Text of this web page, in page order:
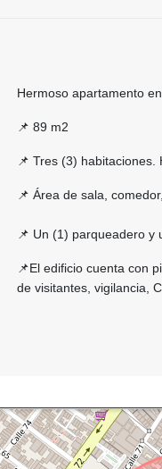
Hermoso apartamento
📌 89 m2
📌 Tres (3)
📌 Área de sala,
📌 Un (1) parqueadero y
📌El edificio cuenta con
de visitantes, vigilancia,